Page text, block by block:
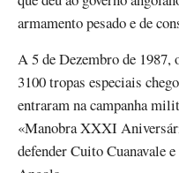
armamento pesado e de
A 5 de Dezembro de
3100 tropas especiais
entraram na campanha
«Manobra XXXI
defender Cuito Cuanavale